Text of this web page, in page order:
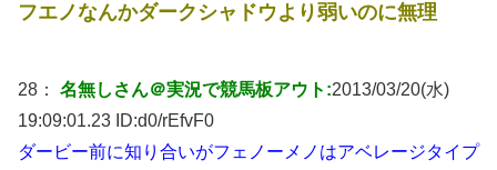
フエノなんかダークシャドウより弱いのに無理
28： 名無しさん＠実況で競馬板アウト:2013/03/20(水)
19:09:01.23 ID:d0/rEfvF0
ダービー前に知り合いがフェノーメノはアベレージタイプ